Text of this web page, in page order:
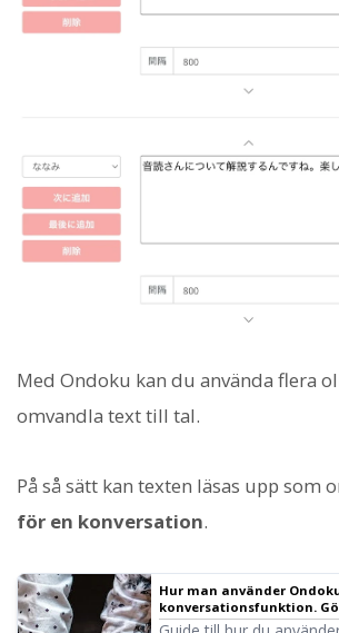
Med Ondoku kan du använda flera
omvandla text till tal.
På så sätt kan texten läsas upp som
för en konversation.
Hur man använder
konversationsfunktion.
och långa texter